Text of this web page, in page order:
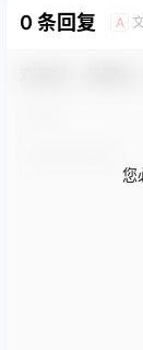
0 条回复 A
您